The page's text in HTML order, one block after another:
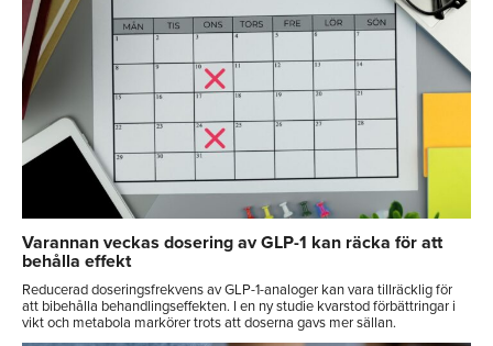
Varannan veckas dosering av GLP-1 kan räcka för att
behålla effekt
Reducerad doseringsfrekvens av GLP-1-analoger kan vara tillräcklig för
att bibehålla behandlingseffekten. I en ny studie kvarstod förbättringar i
vikt och metabola markörer trots att doserna gavs mer sällan.